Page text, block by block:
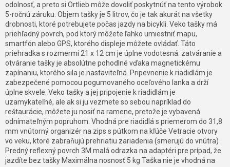
odolnosť, a preto si Ortlieb môže dovoliť poskytnúť na tento výrobok
5-ročnú záruku. Objem tašky je 5 litrov, čo je tak akurát na všetky
drobnosti, ktoré potrebujete počas jazdy na bicykli. Veko tašky má
priehľadný povrch, pod ktorý môžete ľahko umiestniť mapu,
smartfón alebo GPS, ktorého displeje môžete ovládať. Táto
priehradka s rozmermi 21 x 12 cm je úplne vodotesná. zatváranie a
otváranie tašky je absolútne pohodlné vďaka magnetickému
zapínaniu, ktorého sila je nastaviteľná. Pripevnenie k riadidlám je
zabezpečené pomocou pogumovaného oceľového lanka a drží
úplne skvele. Veko tašky a jej pripojenie k riadidlám je
uzamykateľné, ale ak si ju vezmete so sebou napríklad do
reštaurácie, môžete ju nosiť na ramene, pretože je vybavená
odnímateľným popruhom. Vhodná pre riadidlá s priemerom do 31,8
mm vnútorný organizér na zips s pútkom na kľúče Vetracie otvory
vo veku, ktoré zabraňujú prehriatiu zariadenia (smerujú do vnútra)
Predný reflexný povrch 3M malá odrazka na adaptéri pre prípad, že
jazdíte bez tašky Maximálna nosnosť 5 kg Taška nie je vhodná na